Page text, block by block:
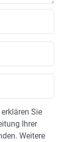
Sie
Ihrer
Weitere